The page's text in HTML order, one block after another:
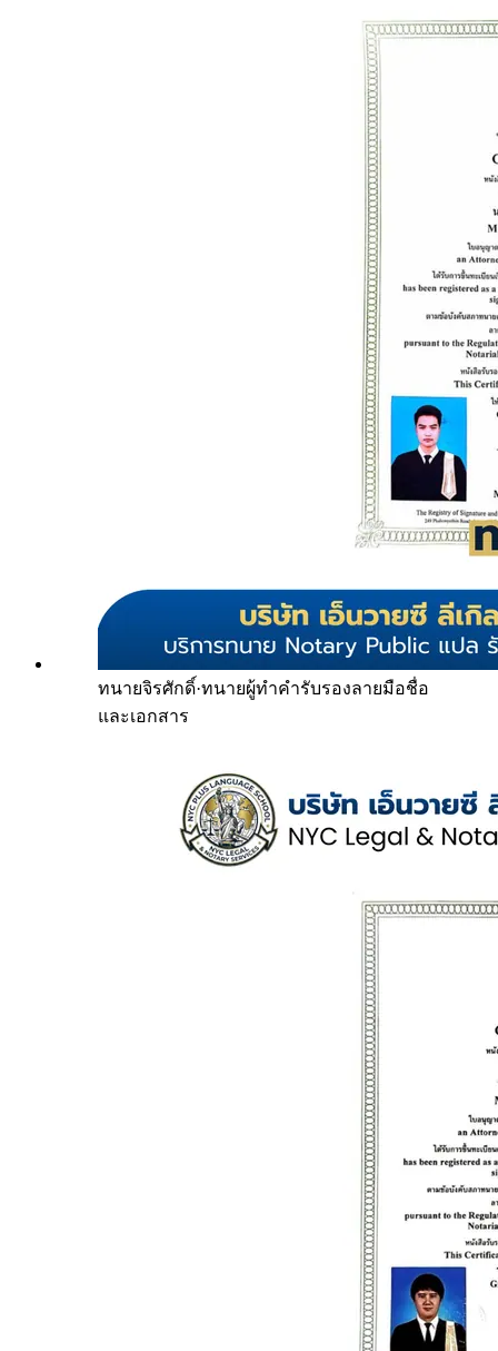
ทนายจิรศักดิ์·ทนายผู้ทำคำรับรองลายมือชื่อ
และเอกสาร